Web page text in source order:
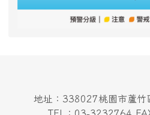
地址：338027桃園市蘆竹